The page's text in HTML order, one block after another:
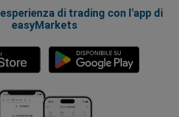
di trading con l'app di
easyMarkets